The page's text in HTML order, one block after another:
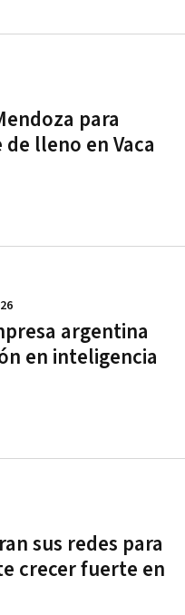
para
lleno en Vaca
argentina
en inteligencia
sus redes para
crecer fuerte en